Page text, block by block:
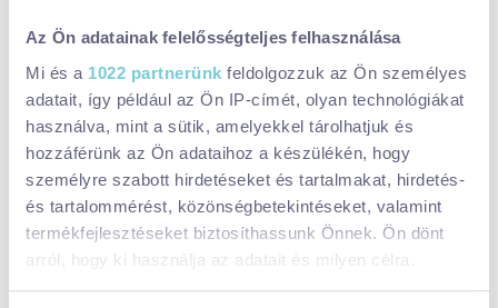
Az Ön adatainak felelősségteljes felhasználása
Mi és a 1022 partnerünk feldolgozzuk az Ön személyes
adatait, így például az Ön IP-címét, olyan technológiákat
használva, mint a sütik, amelyekkel tárolhatjuk és
hozzáférünk az Ön adataihoz a készülékén, hogy
személyre szabott hirdetéseket és tartalmakat, hirdetés-
és tartalommérést, közönségbetekintéseket, valamint
termékfejlesztéseket biztosíthassunk Önnek. Ön dönt
arról, hogy ki használja az adatait és milyen célra.
Elérhetőségek:
8630 Balatonboglár, Kilátó utca 8.
Facebook:
https://www.facebook.com/events/4330437
02685076
Weboldal:
https://cooltix.hu/event/658f308d35b3c6e6
4ffa2a17
Időpontok: